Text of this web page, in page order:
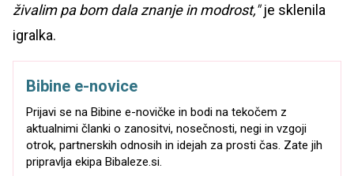
živalim pa bom dala znanje in modrost,"je sklenila
igralka.
Bibine e-novice
Prijavi se na Bibine e-novičke in bodi na tekočem z
aktualnimi članki o zanositvi, nosečnosti, negi in vzgoji
otrok, partnerskih odnosih in idejah za prosti čas. Zate jih
pripravlja ekipa Bibaleze.si.